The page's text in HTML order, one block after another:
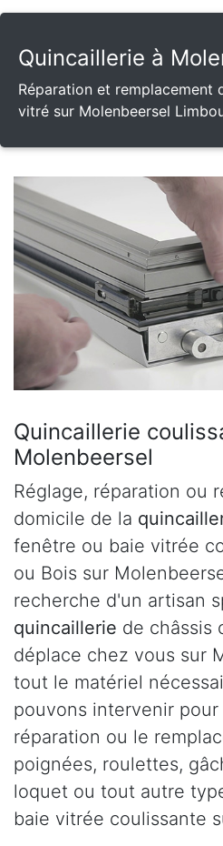
Quincaillerie à
Réparation et remplacement
vitré sur Molenbeersel
Quincaillerie
Molenbeersel
Réglage, réparation ou
domicile de la
fenêtre ou baie vitrée
ou Bois sur
recherche d'un artisan
quincaillerie de châssis
déplace chez vous sur
tout le matériel
pouvons intervenir pour
réparation ou le
poignées, roulettes,
loquet ou tout autre
baie vitrée coulissante